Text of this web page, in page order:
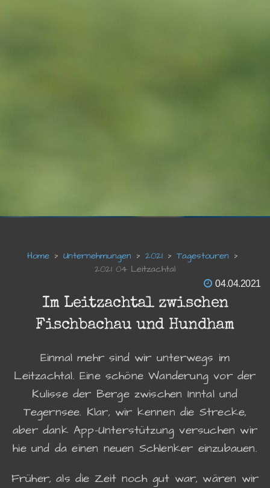
Unternehmungen 2021
Tagestouren
2021 04 Leitzachtal
04.04.2021
Im Leitzachtal zwischen
Fischbachau und Hundham
Einmal mehr sind wir unterwegs im
Leitzachtal. Eine schöne Wanderung vor der
Kulisse der Berge zwischen Inntal und
Tegernsee. Klar, wir kennen die Strecke,
aber dank App-Unterstützung versuchen wir
hie und da einen neuen Schlenker einzubauen.
Früher, als die Zeit noch gut war, wären wir